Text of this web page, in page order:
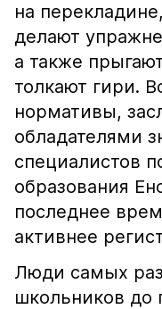
на
делают
а также
толкают гири.
нормативы,
обладателями
специалистов
образования
последнее
активнее
Люди самых
школьников до